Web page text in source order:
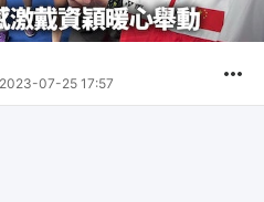
2023-07-25 17:57